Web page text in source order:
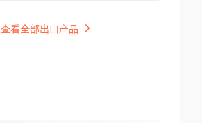
查看全部出口产品